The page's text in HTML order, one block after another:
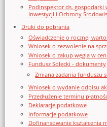
Podinspektor ds. gospodarki
Inwestycji i Ochrony
Druki do pobrania
Oświadczenie o rocznej
Wniosek o zezwolenie na
Wniosek o zakup węgla w
Fundusz Sołecki - dokumenty
Zmiana zadania funduszu
Wniosek o wydanie odpisu
Przedłużenie terminu
Deklaracje podatkowe
Informacje podatkowe
Dofinansowanie kształcenia